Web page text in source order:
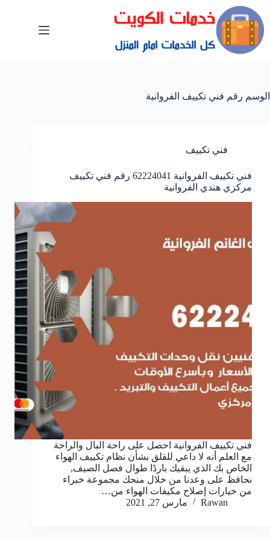
الوسم رقم فني تكييف الفروانية
فني تكييف
فني تكييف الفروانية 62224041 رقم فني تكييف
مركزي هندي الفروانية
فني تكييف الفروانية احصل على راحة البال والراحة
مع العلم أنه لا داعي للقلق بشأن نظام تكييف الهواء
الخاص بك الذي يبقيك باردًا طوال فصل الصيف,
نحافظ على وعدنا من خلال منحك مجموعة خبراء
من خيارات إصلاح مكيفات الهواء من…
Rawan
مارس 27, 2021